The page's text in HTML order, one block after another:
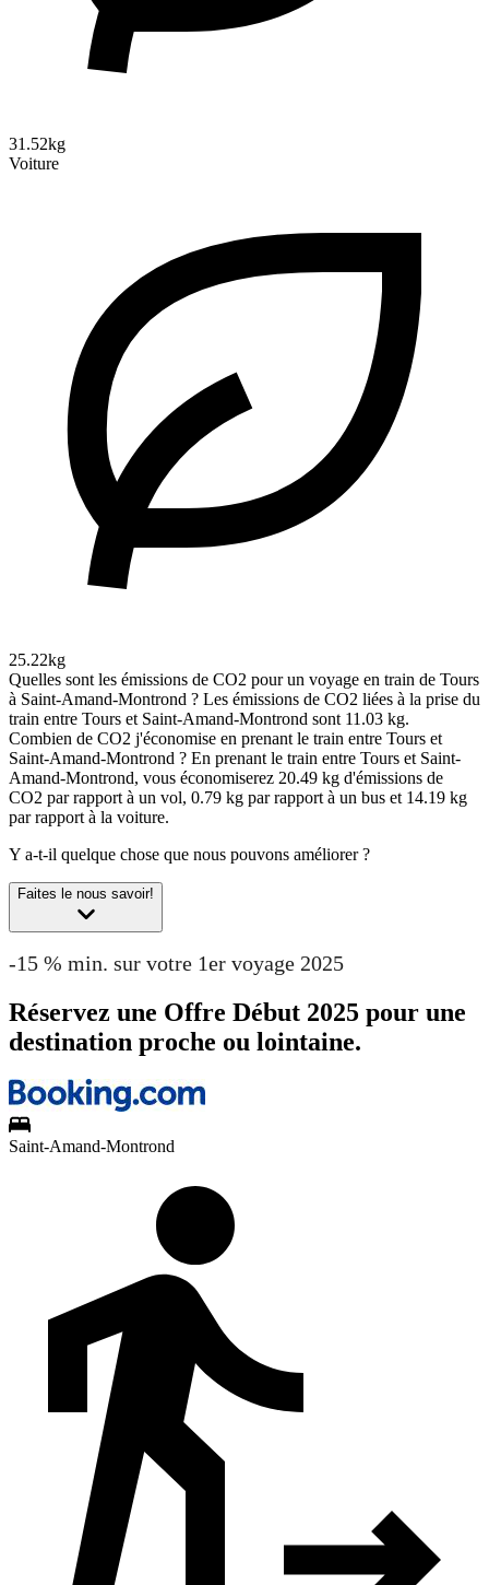
31.52kg
Voiture
25.22kg
Quelles sont les émissions de CO2 pour un voyage en train de Tours
à Saint-Amand-Montrond ? Les émissions de CO2 liées à la prise du
train entre Tours et Saint-Amand-Montrond sont 11.03 kg.
Combien de CO2 j'économise en prenant le train entre Tours et
Saint-Amand-Montrond ? En prenant le train entre Tours et Saint-
Amand-Montrond, vous économiserez 20.49 kg d'émissions de
CO2 par rapport à un vol, 0.79 kg par rapport à un bus et 14.19 kg
par rapport à la voiture.
Y a-t-il quelque chose que nous pouvons améliorer ?
Faites le nous savoir!
-15 % min. sur votre 1er voyage 2025
Réservez une Offre Début 2025 pour une
destination proche ou lointaine.
Saint-Amand-Montrond